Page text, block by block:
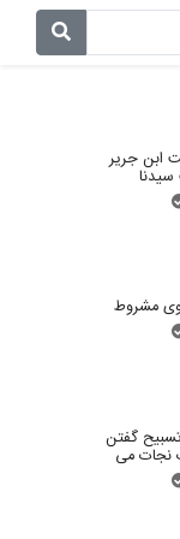
ابن جریر
مشروط
گفتن
نجات می